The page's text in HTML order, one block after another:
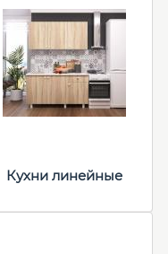
Кухни линейные